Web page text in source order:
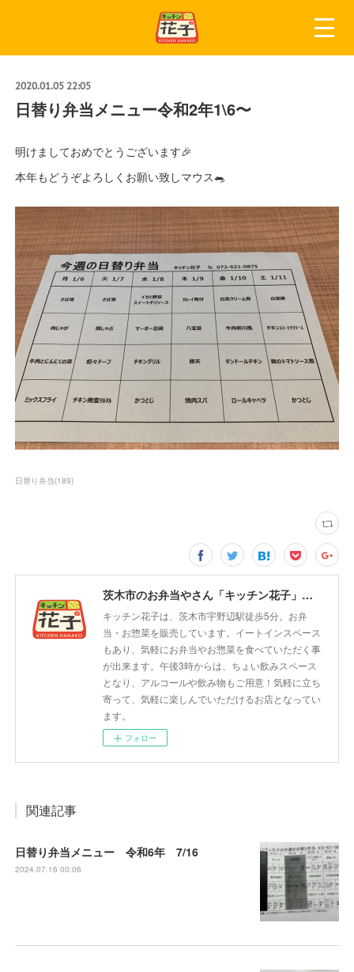
2020.01.05 22:05
日替り弁当メニュー令和2年1\6〜
明けましておめでとうございます🎉
本年もどうぞよろしくお願い致しマウス🐀
日替り弁当(189)
茨木市のお弁当やさん「キッチン花子」ちょい飲みスペース「サウス」
キッチン花子は、茨木市宇野辺駅徒歩5分。お弁
当・お惣菜を販売しています。イートインスペース
もあり、気軽にお弁当やお惣菜を食べていただく事
が出来ます。午後3時からは、ちょい飲みスペース
となり、アルコールや飲み物もご用意！気軽に立ち
寄って、気軽に楽しんでいただけるお店となってい
ます。
フォロー
関連記事
日替り弁当メニュー 令和6年 7/16
2024.07.16 00:06